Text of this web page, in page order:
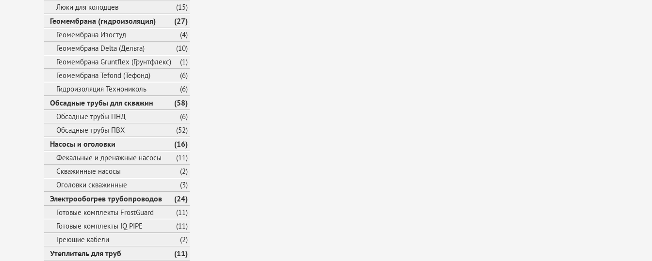
Люки для колодцев
(15)
Геомембрана (гидроизоляция) (27)
Геомембрана Изостуд
(4)
Геомембрана Delta (Дельта)
(10)
Геомембрана Gruntflex (Грунтфлекс)
(1)
Геомембрана Tefond (Тефонд)
(6)
Гидроизоляция Технониколь
(6)
Обсадные трубы для скважин (58)
Обсадные трубы ПНД
(6)
Обсадные трубы ПВХ
(52)
Насосы и оголовки (16)
Фекальные и дренажные насосы
(11)
Скважинные насосы
(2)
Оголовки скважинные
(3)
Электрообогрев трубопроводов (24)
Готовые комплекты FrostGuard
(11)
Готовые комплекты IQ PIPE
(11)
Греющие кабели
(2)
Утеплитель для труб (11)